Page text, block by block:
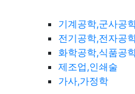
기계공학,군사공
전기공학,전자공
화학공학,식품공
제조업,인쇄술
가사,가정학